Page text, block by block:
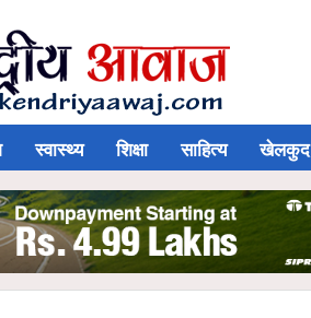
स्वास्थ्य शिक्षा साहित्य खेलकुद